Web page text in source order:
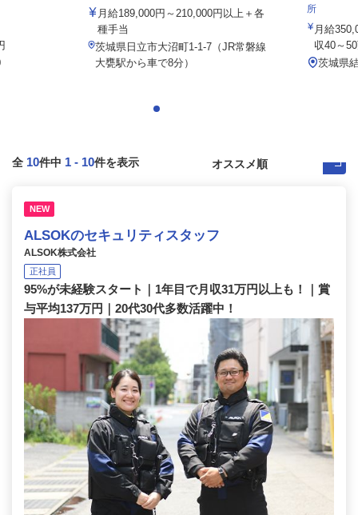
月給189,000円～210,000円以上＋各
種手当
茨城県日立市大沼町1-1-7（JR常磐線
大甕駅から車で8分）
所
月給
収40～
茨城県
全 10件中 1 - 10件を表示
NEW
ALSOKのセキュリティスタッフ
ALSOK株式会社
正社員
95%が未経験スタート｜1年目で月収31万円以上も！｜賞
与平均137万円｜20代30代多数活躍中！